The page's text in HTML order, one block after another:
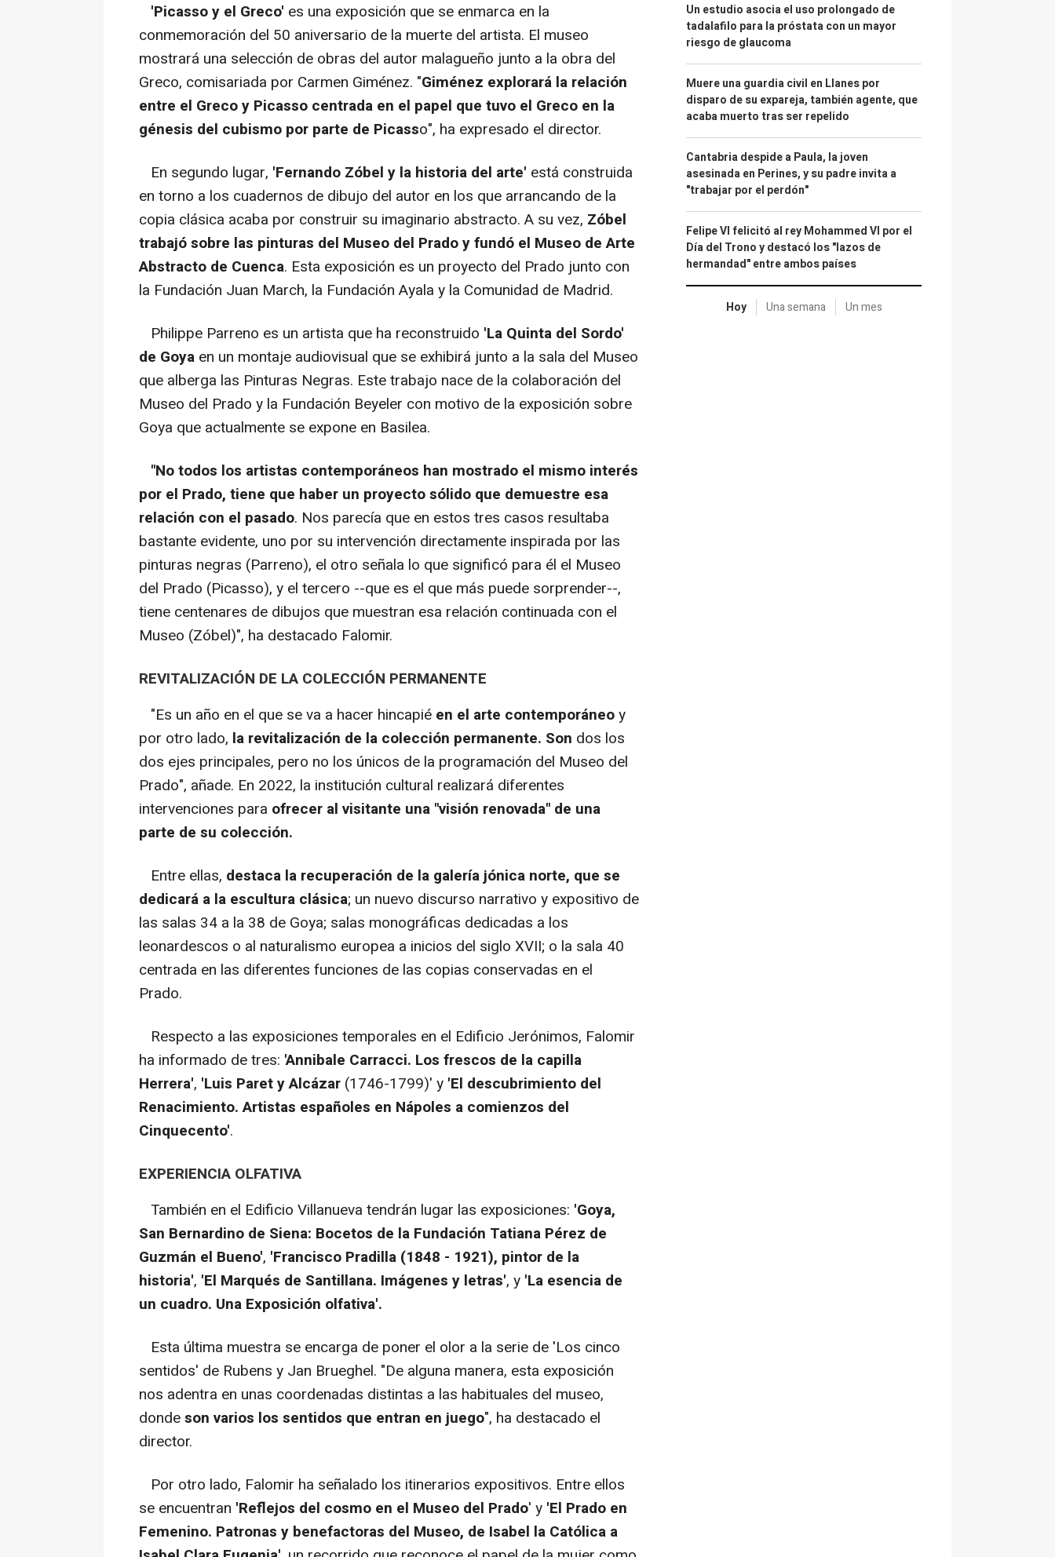
'Picasso y el Greco' es una exposición que se enmarca en la
conmemoración del 50 aniversario de la muerte del artista. El museo
mostrará una selección de obras del autor malagueño junto a la obra del
Greco, comisariada por Carmen Giménez. "Giménez explorará la relación
entre el Greco y Picasso centrada en el papel que tuvo el Greco en la
génesis del cubismo por parte de Picasso", ha expresado el director.
En segundo lugar, 'Fernando Zóbel y la historia del arte' está construida
en torno a los cuadernos de dibujo del autor en los que arrancando de la
copia clásica acaba por construir su imaginario abstracto. A su vez, Zóbel
trabajó sobre las pinturas del Museo del Prado y fundó el Museo de Arte
Abstracto de Cuenca. Esta exposición es un proyecto del Prado junto con
la Fundación Juan March, la Fundación Ayala y la Comunidad de Madrid.
Philippe Parreno es un artista que ha reconstruido 'La Quinta del Sordo'
de Goya en un montaje audiovisual que se exhibirá junto a la sala del Museo
que alberga las Pinturas Negras. Este trabajo nace de la colaboración del
Museo del Prado y la Fundación Beyeler con motivo de la exposición sobre
Goya que actualmente se expone en Basilea.
"No todos los artistas contemporáneos han mostrado el mismo interés
por el Prado, tiene que haber un proyecto sólido que demuestre esa
relación con el pasado. Nos parecía que en estos tres casos resultaba
bastante evidente, uno por su intervención directamente inspirada por las
pinturas negras (Parreno), el otro señala lo que significó para él el Museo
del Prado (Picasso), y el tercero --que es el que más puede sorprender--,
tiene centenares de dibujos que muestran esa relación continuada con el
Museo (Zóbel)", ha destacado Falomir.
REVITALIZACIÓN DE LA COLECCIÓN PERMANENTE
"Es un año en el que se va a hacer hincapié en el arte contemporáneoy
por otro lado, la revitalización de la colección permanente. Son dos los
dos ejes principales, pero no los únicos de la programación del Museo del
Prado", añade. En 2022, la institución cultural realizará diferentes
intervenciones para ofrecer al visitante una "visión renovada" de una
parte de su colección.
Entre ellas, destaca la recuperación de la galería jónica norte, que se
dedicará a la escultura clásica; un nuevo discurso narrativo y expositivo de
las salas 34 a la 38 de Goya; salas monográficas dedicadas a los
leonardescos o al naturalismo europea a inicios del siglo XVII; o la sala 40
centrada en las diferentes funciones de las copias conservadas en el
Prado.
Respecto a las exposiciones temporales en el Edificio Jerónimos, Falomir
ha informado de tres: 'Annibale Carracci. Los frescos de la capilla
Herrera', 'Luis Paret y Alcázar (1746-1799)' y 'El descubrimiento del
Renacimiento. Artistas españoles en Nápoles a comienzos del
Cinquecento'.
EXPERIENCIA OLFATIVA
También en el Edificio Villanueva tendrán lugar las exposiciones: 'Goya,
San Bernardino de Siena: Bocetos de la Fundación Tatiana Pérez de
Guzmán el Bueno', 'Francisco Pradilla (1848 - 1921), pintor de la
historia', 'El Marqués de Santillana. Imágenes y letras', y 'La esencia de
un cuadro. Una Exposición olfativa'.
Esta última muestra se encarga de poner el olor a la serie de 'Los cinco
sentidos' de Rubens y Jan Brueghel. "De alguna manera, esta exposición
nos adentra en unas coordenadas distintas a las habituales del museo,
dondeson varios los sentidos que entran en juego", ha destacado el
director.
Por otro lado, Falomir ha señalado los itinerarios expositivos. Entre ellos
se encuentran 'Reflejos del cosmo en el Museo del Prado' y 'El Prado en
Femenino. Patronas y benefactoras del Museo, de Isabel la Católica a
Un estudio asocia el uso prolongado de
tadalafilo para la próstata con un mayor
riesgo de glaucoma
Muere una guardia civil en Llanes por
disparo de su expareja, también agente, que
acaba muerto tras ser repelido
Cantabria despide a Paula, la joven
asesinada en Perines, y su padre invita a
"trabajar por el perdón"
Felipe VI felicitó al rey Mohammed VI por el
Día del Trono y destacó los "lazos de
hermandad" entre ambos países
Hoy Una semana Un mes